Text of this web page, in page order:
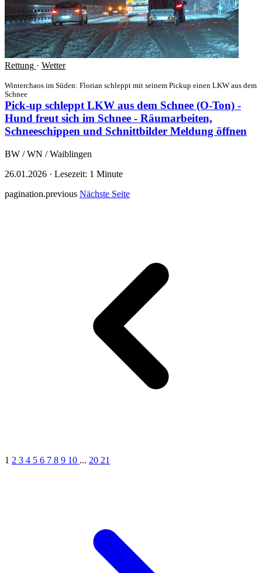
Rettung · Wetter
Winterchaos im Süden: Florian schleppt mit seinem Pickup einen LKW aus dem
Schnee
Pick-up schleppt LKW aus dem Schnee (O-Ton) -
Hund freut sich im Schnee - Räumarbeiten,
Schneeschippen und Schnittbilder Meldung öffnen
BW / WN / Waiblingen
26.01.2026 · Lesezeit: 1 Minute
pagination.previous Nächste Seite
1 2 3 4 5 6 7 8 9 10 ... 20 21